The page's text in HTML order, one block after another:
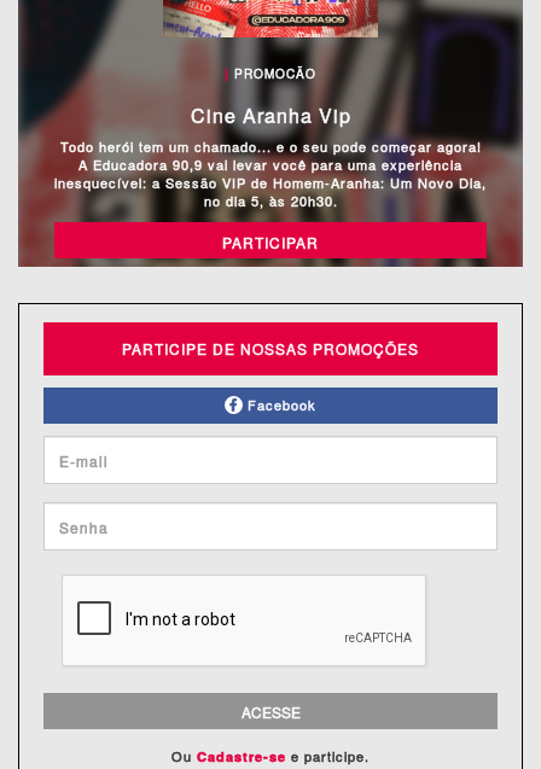
| PROMOCÃO
Cine Aranha Vip
Todo herói tem um chamado... e o seu pode começar agora!
A Educadora 90,9 vai levar você para uma experiência
inesquecível: a Sessão VIP de Homem-Aranha: Um Novo Dia,
no dia 5, às 20h30.
PARTICIPAR
PARTICIPE DE NOSSAS PROMOÇÕES
Facebook
ACESSE
Ou Cadastre-se e participe.